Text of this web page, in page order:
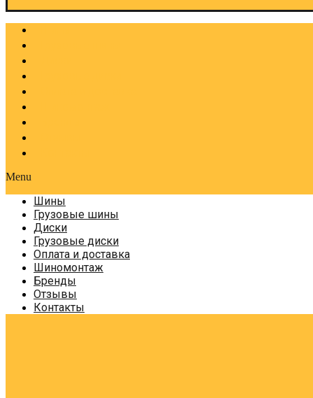
Menu
Шины
Грузовые шины
Диски
Грузовые диски
Оплата и доставка
Шиномонтаж
Бренды
Отзывы
Контакты